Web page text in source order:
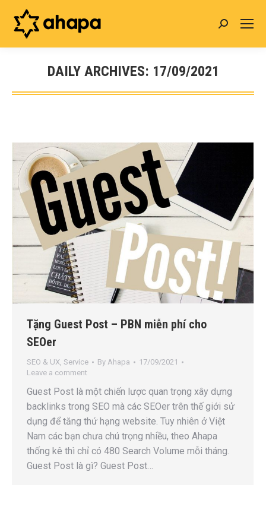
Search:
DAILY ARCHIVES: 17/09/2021
You are here:
Tặng Guest Post – PBN miễn phí cho
SEOer
SEO & UX, Service By Ahapa
17/09/2021
Leave a comment
Guest Post là một chiến lược quan trọng xây dựng
backlinks trong SEO mà các SEOer trên thế giới sử
dụng để tăng thứ hạng website. Tuy nhiên ở Việt
Nam các bạn chưa chú trọng nhiều, theo Ahapa
thống kê thì chỉ có 480 Search Volume mỗi tháng.
Guest Post là gì? Guest Post…